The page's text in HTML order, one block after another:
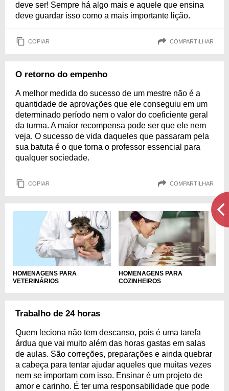
deve ser! Sempre há algo mais e aquele que ensina
deve guardar isso como a mais importante lição.
COPIAR COMPARTILHAR
O retorno do empenho
A melhor medida do sucesso de um mestre não é a
quantidade de aprovações que ele conseguiu em um
determinado período nem o valor do coeficiente geral
da turma. A maior recompensa pode ser que ele nem
veja. O sucesso de vida daqueles que passaram pela
sua batuta é o que torna o professor essencial para
qualquer sociedade.
COPIAR COMPARTILHAR
HOMENAGENS PARA
VETERINÁRIOS
HOMENAGENS PARA
COZINHEIROS
Trabalho de 24 horas
Quem leciona não tem descanso, pois é uma tarefa
árdua que vai muito além das horas gastas em salas
de aulas. São correções, preparações e ainda quebrar
a cabeça para tentar ajudar aqueles que muitas vezes
nem se importam com isso. Ensinar é um projeto de
amor e carinho. É ter uma responsabilidade que pode